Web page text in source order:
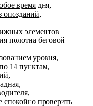
время дня,
опозданий,
элементов
полотна беговой
уровня,
по 14 пунктам,
проверить